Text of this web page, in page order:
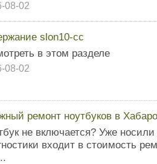
08-02
slon10-cc
в этом разделе
08-02
ремонт ноутбуков в
не включается? Уже
входит в стоимость